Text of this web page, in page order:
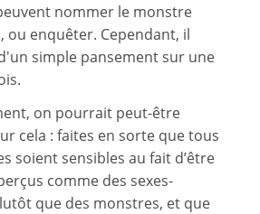
nommer le monstre
ou enquêter. Cependant, il
simple pansement sur une
on pourrait peut-être
cela : faites en sorte que tous
soient sensibles au fait d’être
comme des sexes-
que des monstres, et que